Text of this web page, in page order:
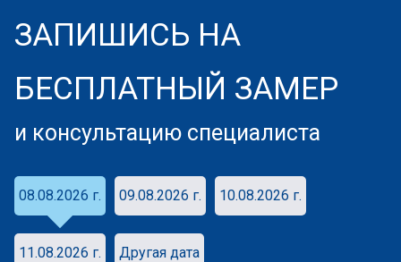
ЗАПИШИСЬ НА
БЕСПЛАТНЫЙ ЗАМЕР
и консультацию специалиста
08.08.2026 г. 09.08.2026 г. 10.08.2026 г.
11.08.2026 г. Другая дата